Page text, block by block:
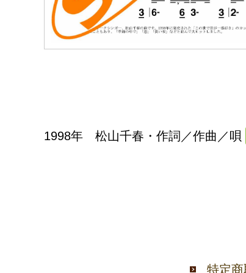
1998年 松山千春・作詞／作曲／唄
特定